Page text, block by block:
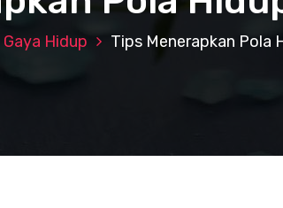
Gaya Hidup Tips Menerapkan Pola